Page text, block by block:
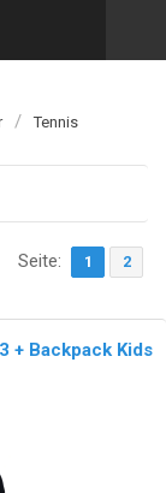
/ Tennis
Seite: 1 2
+ Backpack Kids